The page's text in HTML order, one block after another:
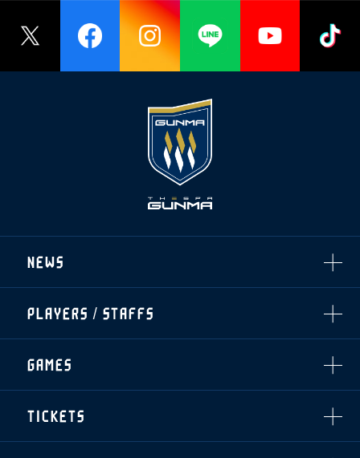
NEWS
TOPICS
CLUB
TOP TEAM
THESPARK
PLAYERS / STAFFS
トレーニング見学について
・注意事項
・練習場ごとの注意事項
GAMES
順位表
ホームイベント情報
TICKETS